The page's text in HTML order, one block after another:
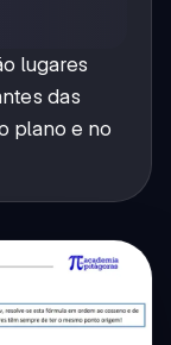
lugares
das
plano e no